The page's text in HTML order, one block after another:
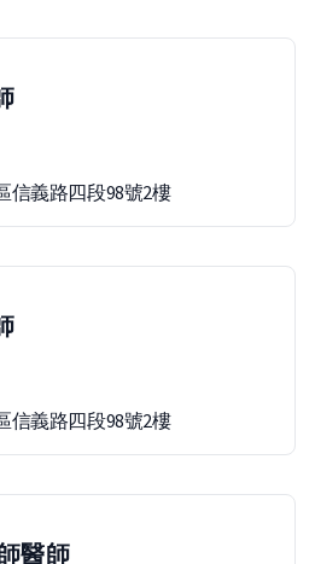
信義路四段98號2樓
信義路四段98號2樓
醫師